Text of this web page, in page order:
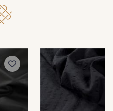
35 - Marine
28 - Corail